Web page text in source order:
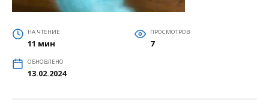
НА ЧТЕНИЕ
11 мин
ПРОСМОТРОВ
7
ОБНОВЛЕНО
13.02.2024